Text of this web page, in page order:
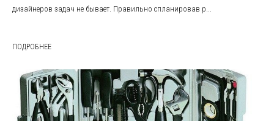
дизайнеров задач не бывает. Правильно спланировав р...
ПОДРОБНЕЕ